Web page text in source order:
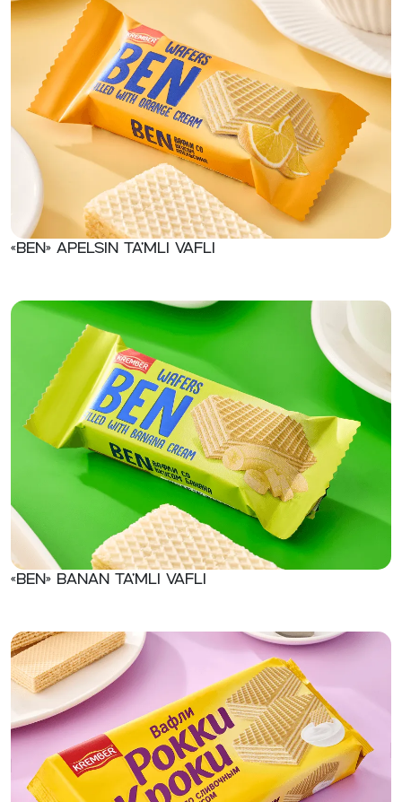
«Ben» Apelsin ta’mli vafli
«Ben» Banan ta’mli vafli